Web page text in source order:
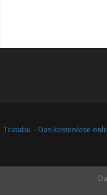
Tratabu – Das kostenlose